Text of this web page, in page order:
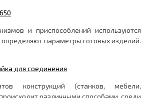
и приспособлений используются
параметры готовых изделий.
для соединения
конструкций (станков, мебели,
различными способами, среди